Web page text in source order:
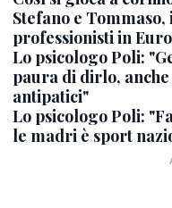
Stefano e
professionisti in
Lo psicologo Poli:
paura di dirlo,
antipatici"
Lo psicologo Poli:
le madri è sport